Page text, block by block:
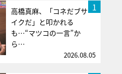
1
高橋真麻、「コネだブサ
イクだ」と叩かれる
も…“マツコの一言”か
ら…
2026.08.05